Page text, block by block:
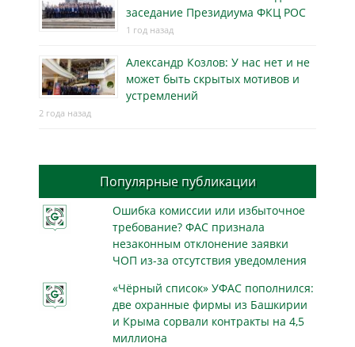
заседание Президиума ФКЦ РОС
1 год назад
Александр Козлов: У нас нет и не
может быть скрытых мотивов и
устремлений
2 года назад
Популярные публикации
Ошибка комиссии или избыточное
требование? ФАС признала
незаконным отклонение заявки
ЧОП из-за отсутствия уведомления
«Чёрный список» УФАС пополнился:
две охранные фирмы из Башкирии
и Крыма сорвали контракты на 4,5
миллиона